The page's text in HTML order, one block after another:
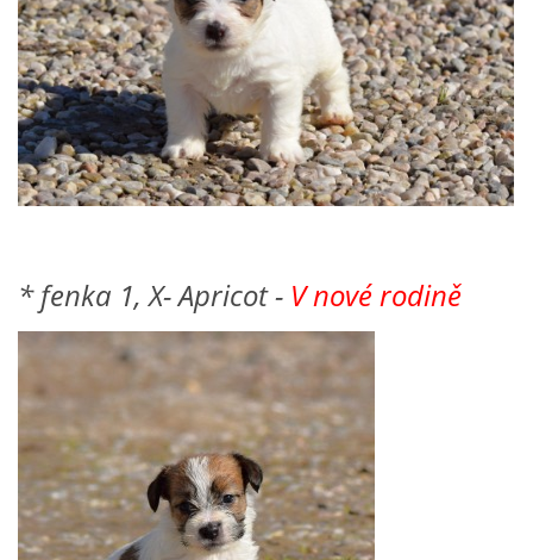
* fenka 1, X- Apricot - V nové rodině